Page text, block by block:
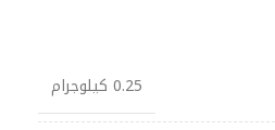
0.25 كيلوجرام